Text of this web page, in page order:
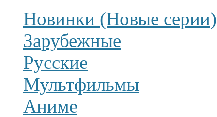
Новинки (Новые серии)
Зарубежные
Русские
Мультфильмы
Аниме